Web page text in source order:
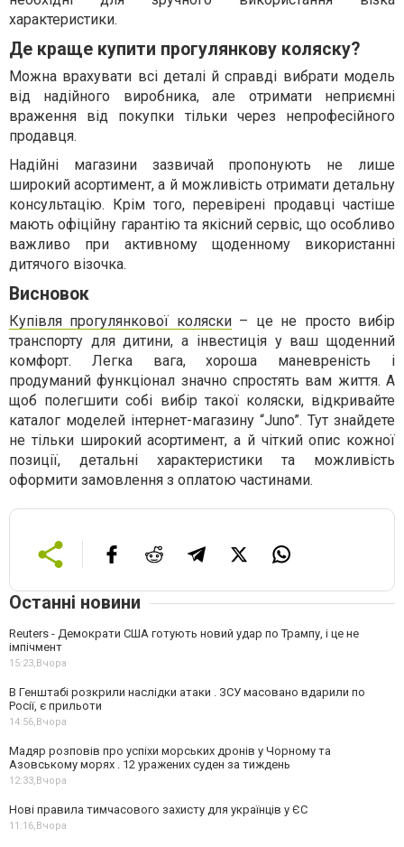
характеристики.
Де краще купити прогулянкову коляску?
Можна врахувати всі деталі й справді вибрати модель
від надійного виробника, але отримати неприємні
враження від покупки тільки через непрофесійного
продавця.
Надійні магазини зазвичай пропонують не лише
широкий асортимент, а й можливість отримати детальну
консультацію. Крім того, перевірені продавці частіше
мають офіційну гарантію та якісний сервіс, що особливо
важливо при активному щоденному використанні
дитячого візочка.
Висновок
Купівля прогулянкової коляски– це не просто вибір
транспорту для дитини, а інвестиція у ваш щоденний
комфорт. Легка вага, хороша маневреність і
продуманий функціонал значно спростять вам життя. А
щоб полегшити собі вибір такої коляски, відкривайте
каталог моделей інтернет-магазину “Juno”. Тут знайдете
не тільки широкий асортимент, а й чіткий опис кожної
позиції, детальні характеристики та можливість
оформити замовлення з оплатою частинами.
Останні новини
Reuters - Демократи США готують новий удар по Трампу, і це не
імпічмент
15:23,Вчора
В Генштабі розкрили наслідки атаки . ЗСУ масовано вдарили по
Росії, є прильоти
14:56,Вчора
Мадяр розповів про успіхи морських дронів у Чорному та
Азовському морях . 12 уражених суден за тиждень
12:33,Вчора
Нові правила тимчасового захисту для українців у ЄС
11:16,Вчора